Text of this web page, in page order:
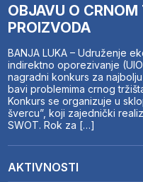
OBJAVU O CRNOM
PROIZVODA
BANJA LUKA – Udruženje
indirektno oporezivanje
nagradni konkurs za
bavi problemima crnog
Konkurs se organizuje u
švercu”, koji zajednički
SWOT. Rok za […]
AKTIVNOSTI